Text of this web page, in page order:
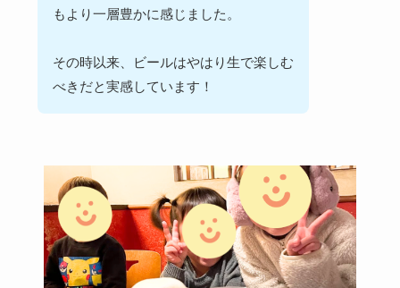
もより一層豊かに感じました。
その時以来、ビールはやはり生で楽しむ
べきだと実感しています！